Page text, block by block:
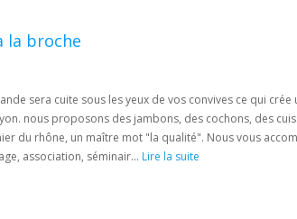
la broche
sera cuite sous les yeux de vos convives ce qui
nous proposons des jambons, des cochons, des
du rhône, un maître mot "la qualité". Nous vous
association, séminair... Lire la suite